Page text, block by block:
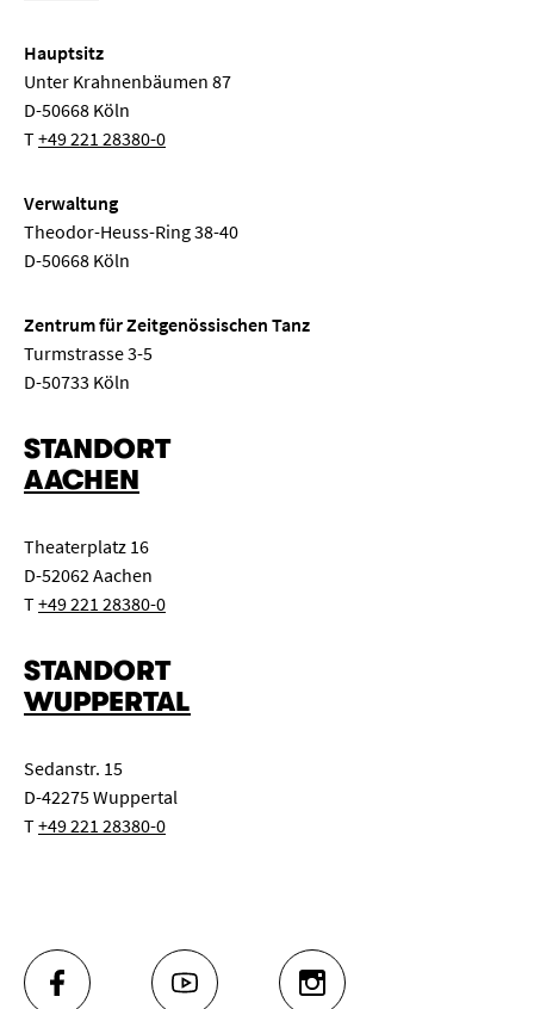
Hauptsitz
Unter Krahnenbäumen 87
D-50668 Köln
T+49 221 28380-0
Verwaltung
Theodor-Heuss-Ring 38-40
D-50668 Köln
Zentrum für Zeitgenössischen Tanz
Turmstrasse 3-5
D-50733 Köln
STANDORT
AACHEN
Theaterplatz 16
D-52062 Aachen
T+49 221 28380-0
STANDORT
WUPPERTAL
Sedanstr. 15
D-42275 Wuppertal
T+49 221 28380-0
FACEBOOK YOUTUBE INSTAGRAM